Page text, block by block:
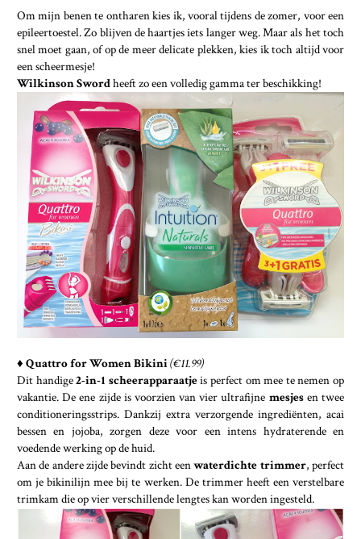
Om mijn benen te ontharen kies ik, vooral tijdens de zomer, voor een
epileertoestel. Zo blijven de haartjes iets langer weg. Maar als het toch
snel moet gaan, of op de meer delicate plekken, kies ik toch altijd voor
een scheermesje!
Wilkinson Swordheeft zo een volledig gamma ter beschikking!
♦ Quattro for Women Bikini(€11.99)
Dit handige2-in-1 scheerapparaatjeis perfect om mee te nemen op
vakantie. De ene zijde is voorzien van vier ultrafijne mesjes en twee
conditioneringsstrips. Dankzij extra verzorgende ingrediënten, acai
bessen en jojoba, zorgen deze voor een intens hydraterende en
voedende werking op de huid.
Aan de andere zijde bevindt zicht eenwaterdichte trimmer, perfect
om je bikinilijn mee bij te werken. De trimmer heeft een verstelbare
trimkam die op vier verschillende lengtes kan worden ingesteld.